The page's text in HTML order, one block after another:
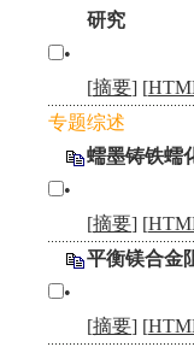
研究
•
[摘要] [
专题综述
蠕墨铸铁蠕
•
[摘要] [
平衡镁合金
•
[摘要] [